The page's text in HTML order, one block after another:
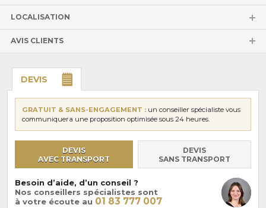
LOCALISATION
AVIS CLIENTS
DEVIS
GRATUIT & SANS-ENGAGEMENT : un conseiller spécialiste vous
communiquera une proposition optimisée sous 24 heures.
DEVIS
AVEC TRANSPORT
DEVIS
SANS TRANSPORT
Besoin d’aide, d’un conseil ?
Nos conseillers spécialistes sont
à votre écoute au 01 83 777 007